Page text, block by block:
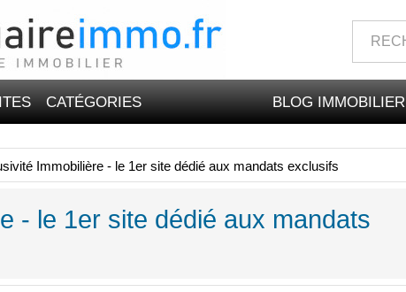
CATÉGORIES BLOG IMMOBILIER
Immobilière - le 1er site dédié aux mandats exclusifs
- le 1er site dédié aux mandats